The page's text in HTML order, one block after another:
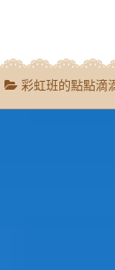
彩虹班的點點滴